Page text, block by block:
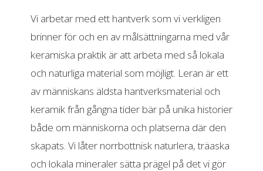
Vi arbetar med ett hantverk som vi verkligen
brinner för och en av målsättningarna med vår
keramiska praktik är att arbeta med så lokala
och naturliga material som möjligt. Leran är ett
av människans äldsta hantverksmaterial och
keramik från gångna tider bär på unika historier
både om människorna och platserna där den
skapats. Vi låter norrbottnisk naturlera, träaska
och lokala mineraler sätta prägel på det vi gör